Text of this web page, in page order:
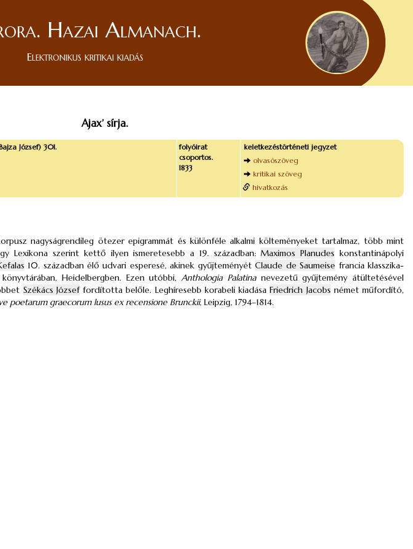
Hazai Almanach.
Elektronikus kritikai kiadás
Ajax’ sírja.
József) 301.
folyóirat
csoportos.
1833
keletkezéstörténeti jegyzet
olvasószöveg
kritikai szöveg
hivatkozás
nagyságrendileg ötezer epigrammát és különféle alkalmi költeményeket tartalmaz, több mint
Lexikona szerint kettő ilyen ismeretesebb a 19. században:Maximos Planudes konstantinápolyi
10. században élő udvari esperesé, akinek gyűjteményétClaude de Saumeise francia klasszika-
Heidelbergben. Ezen utóbbi,Anthologia Palatinanevezetű gyűjtemény átültetésével
Székács Józseffordította belőle. Leghíresebb korabeli kiadásaFriedrich Jacobs német műfordító,
poetarum graecorum lusus ex recensione Brunckii, Leipzig, 1794–1814.